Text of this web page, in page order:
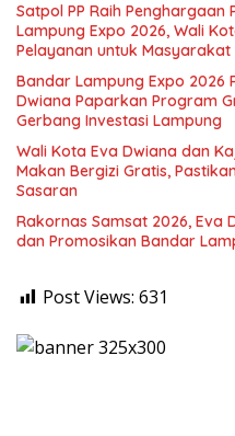
Satpol PP Raih
Lampung Expo 2026, Wali
Pelayanan untuk Masyarakat
Bandar Lampung Expo 2026
Dwiana Paparkan Program
Gerbang Investasi Lampung
Wali Kota Eva Dwiana dan
Makan Bergizi Gratis,
Sasaran
Rakornas Samsat 2026, Eva
dan Promosikan Bandar
Post Views: 631